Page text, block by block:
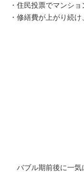
・住民投票でマンシ
・修繕費が上がり続
バブル期前後に一気